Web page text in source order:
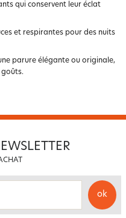
qui conservent leur éclat
et respirantes pour des nuits
parure élégante ou originale,
goûts.
ok